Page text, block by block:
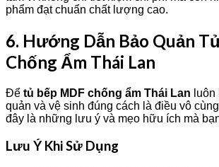
phẩm đạt chuẩn chất lượng cao.
6. Hướng Dẫn Bảo Quản
Chống Ẩm Thái Lan
Để tủ bếp MDF chống ẩm Thái Lan
quản và vệ sinh đúng cách là điều vô
đây là những lưu ý và mẹo hữu ích mà
Lưu Ý Khi Sử Dụng